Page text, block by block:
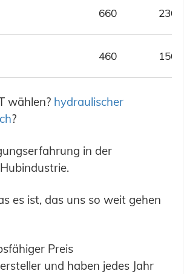
660 2300
460 1500
wählen? hydraulischer
?
in der
es ist, das uns so weit gehen
Preis
und haben jedes Jahr